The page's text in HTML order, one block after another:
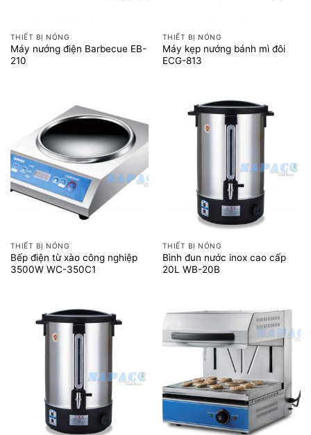
THIẾT BỊ NÓNG
Máy nướng điện Barbecue EB-
210
THIẾT BỊ NÓNG
Máy kẹp nướng bánh mì đôi
ECG-813
THIẾT BỊ NÓNG
Bếp điện từ xào công nghiệp
3500W WC-350C1
THIẾT BỊ NÓNG
Bình đun nước inox cao cấp
20L WB-20B